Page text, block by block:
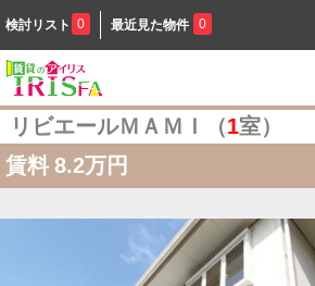
検討リスト 0 最近見た物件 0
リビエールＭＡＭＩ（1室）
賃料 8.2万円